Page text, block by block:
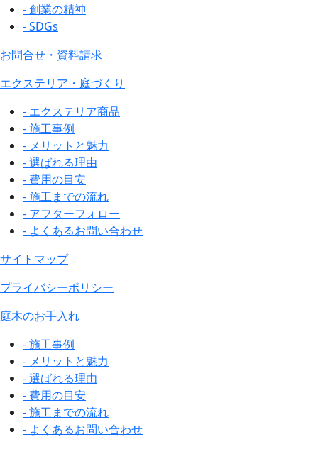
- 創業の精神
- SDGs
お問合せ・資料請求
エクステリア・庭づくり
- エクステリア商品
- 施工事例
- メリットと魅力
- 選ばれる理由
- 費用の目安
- 施工までの流れ
- アフターフォロー
- よくあるお問い合わせ
サイトマップ
プライバシーポリシー
庭木のお手入れ
- 施工事例
- メリットと魅力
- 選ばれる理由
- 費用の目安
- 施工までの流れ
- よくあるお問い合わせ